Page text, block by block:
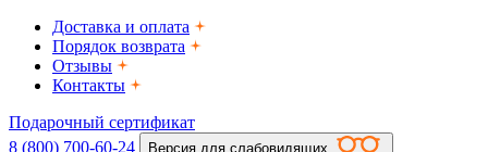
Доставка и оплата
Порядок возврата
Отзывы
Контакты
Подарочный сертификат
8 (800) 700-60-24
Версия для слабовидящих